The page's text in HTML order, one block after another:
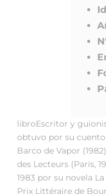
libroEscritor y
obtuvo por su
Barco de Vapor
des Lecteurs (París,
1983 por su novela
Prix Littéraire de